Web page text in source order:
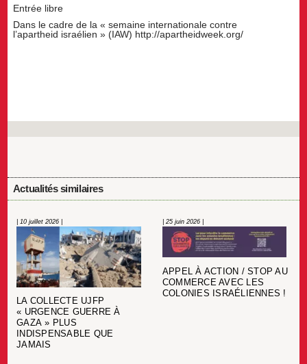
Entrée libre
Dans le cadre de la « semaine internationale contre
l’apartheid israélien » (IAW) http://apartheidweek.org/
Actualités similaires
| 10 juillet 2026 |
LA COLLECTE UJFP
« URGENCE GUERRE À
GAZA » PLUS
INDISPENSABLE QUE
JAMAIS
| 25 juin 2026 |
APPEL À ACTION / STOP AU
COMMERCE AVEC LES
COLONIES ISRAÉLIENNES !